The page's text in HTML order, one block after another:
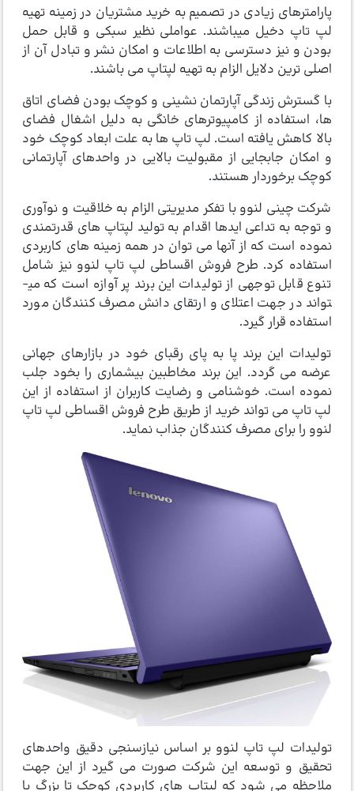
پارامترهای زیادی در تصمیم به خرید مشتریان در زمینه تهیه
لپ تاپ دخیل می­باشند. عواملی نظیر سبکی و قابل حمل
بودن و نیز دسترسی به اطلاعات و امکان نشر و تبادل آن از
اصلی ترین دلایل الزام به تهیه لپ­تاپ می ­باشند.
با گسترش زندگی آپارتمان نشینی و کوچک بودن فضای اتاق
ها، استفاده از کامپیوترهای خانگی به دلیل اشغال فضای
بالا کاهش یافته است. لپ تاپ ها به علت ابعاد کوچک خود
و امکان جابجایی از مقبولیت بالایی در واحدهای آپارتمانی
کوچک برخوردار هستند.
شرکت چینی لنوو با تفکر مدیریتی الزام به خلاقیت و نوآوری
و توجه به تداعی ایدها اقدام به تولید لپ­تاپ های قدرتمندی
نموده است که از آنها می توان در همه زمینه های کاربردی
استفاده کرد. طرح فروش اقساطی لپ تاپ لنوو نیز شامل
تنوع قابل توجهی از تولیدات این برند پر آوازه است که می­
تواند در جهت اعتلای و ارتقای دانش مصرف کنندگان مورد
استفاده قرار گیرد.
تولیدات این برند پا به پای رقبای خود در بازارهای جهانی
عرضه می گردد. این برند مخاطبین بیشماری را بخود جلب
نموده است. خوشنامی و رضایت کاربران از استفاده از این
لپ تاپ می تواند خرید از طریق طرح فروش اقساطی لپ تاپ
لنوو را برای مصرف کنندگان جذاب نماید.
تولیدات لپ تاپ لنوو بر اساس نیازسنجی دقیق واحدهای
تحقیق و توسعه این شرکت صورت می ­گیرد از این جهت
ملاحظه می­ شود که لپ­تاپ های کاربردی کوچک تا بزرگ با